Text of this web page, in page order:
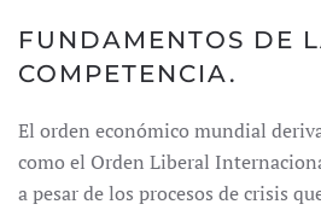
FUNDAMENTOS DE
COMPETENCIA.
El orden económico mundial
como el Orden Liberal
a pesar de los procesos de crisis